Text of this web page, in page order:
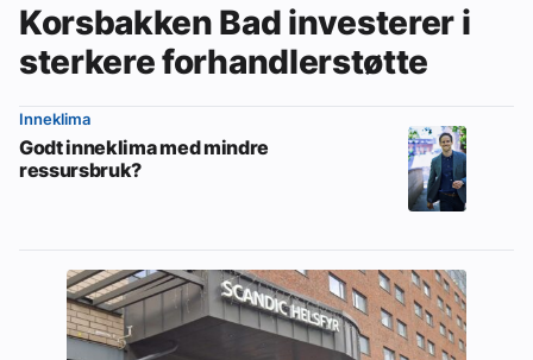
Korsbakken Bad investerer i
sterkere forhandlerstøtte
Inneklima
Godt inneklima med mindre
ressursbruk?